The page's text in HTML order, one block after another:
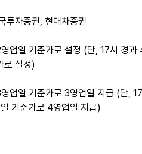
투자증권, 현대차증권
업일 기준가로 설정 (단, 17시 경과
로 설정)
업일 기준가로 3영업일 지급 (단,
기준가로 4영업일 지급)